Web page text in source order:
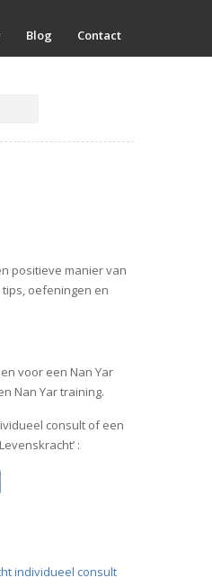
Blog Contact
positieve manier van
oefeningen en
voor een Nan Yar
Nan Yar training.
consult of een
:
individueel consult